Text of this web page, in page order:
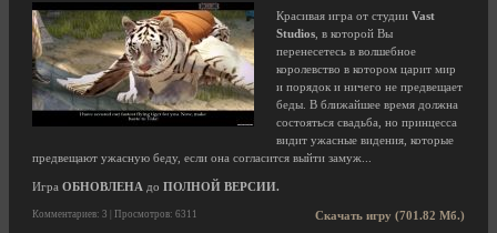
Красивая игра от студии Vast
Studios , в которой Вы
перенесетесь в волшебное
королевство в котором царит мир
и порядок и ничего не предвещает
беды. В ближайшее время должна
состояться свадьба, но принцесса
видит ужасные видения, которые
предвещают ужасную беду, если она согласится выйти замуж...
Игра ОБНОВЛЕНА до ПОЛНОЙ ВЕРСИИ.
Скачать игру (701.82 Мб.)
Комментариев: 3 | Просмотров: 6311